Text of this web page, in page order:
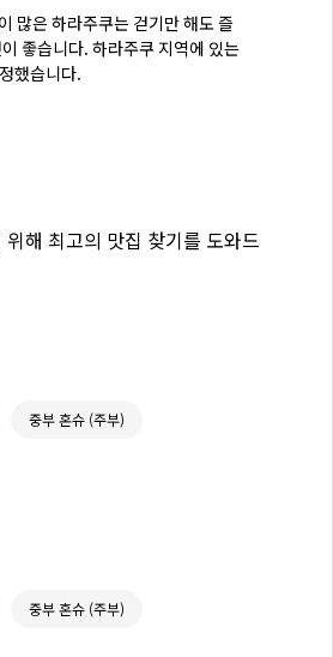
많은 하라주쿠는 걷기만 해도 즐
좋습니다. 하라주쿠 지역에 있는
했습니다.
해 최고의 맛집 찾기를 도와드
중부 혼슈 (주부)
중부 혼슈 (주부)